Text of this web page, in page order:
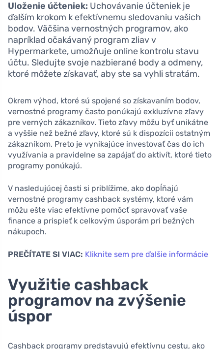
Uloženie účteniek: Uchovávanie účteniek je
ďalším krokom k efektívnemu sledovaniu vašich
bodov. Väčšina vernostných programov, ako
napríklad očakávaný program zliav v
Hypermarkete, umožňuje online kontrolu stavu
účtu. Sledujte svoje nazbierané body a odmeny,
ktoré môžete získavať, aby ste sa vyhli stratám.
Okrem výhod, ktoré sú spojené so získavaním bodov,
vernostné programy často ponúkajú exkluzívne zľavy
pre verných zákazníkov. Tieto zľavy môžu byť unikátne
a vyššie než bežné zľavy, ktoré sú k dispozícii ostatným
zákazníkom. Preto je vynikajúce investovať čas do ich
využívania a pravidelne sa zapájať do aktivít, ktoré tieto
programy ponúkajú.
V nasledujúcej časti si priblížime, ako dopĺňajú
vernostné programy cashback systémy, ktoré vám
môžu ešte viac efektívne pomôcť spravovať vaše
finance a prispieť k celkovým úsporám pri bežných
nákupoch.
PREČÍTATE SI VIAC: Kliknite sem pre ďalšie informácie
Využitie cashback
programov na zvýšenie
úspor
Cashback programy predstavujú efektívnu cestu, ako